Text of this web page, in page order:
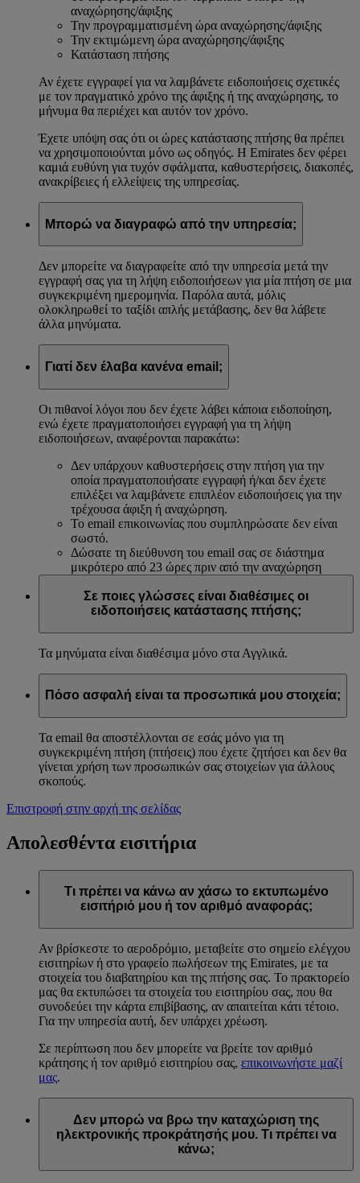
αναχώρησης/άφιξης
Την προγραμματισμένη ώρα αναχώρησης/άφιξης
Την εκτιμώμενη ώρα αναχώρησης/άφιξης
Κατάσταση πτήσης
Αν έχετε εγγραφεί για να λαμβάνετε ειδοποιήσεις σχετικές
με τον πραγματικό χρόνο της άφιξης ή της αναχώρησης, το
μήνυμα θα περιέχει και αυτόν τον χρόνο.
Έχετε υπόψη σας ότι οι ώρες κατάστασης πτήσης θα πρέπει
να χρησιμοποιούνται μόνο ως οδηγός. Η Emirates δεν φέρει
καμιά ευθύνη για τυχόν σφάλματα, καθυστερήσεις, διακοπές,
ανακρίβειες ή ελλείψεις της υπηρεσίας.
Μπορώ να διαγραφώ από την υπηρεσία;
Δεν μπορείτε να διαγραφείτε από την υπηρεσία μετά την
εγγραφή σας για τη λήψη ειδοποιήσεων για μία πτήση σε μια
συγκεκριμένη ημερομηνία. Παρόλα αυτά, μόλις
ολοκληρωθεί το ταξίδι απλής μετάβασης, δεν θα λάβετε
άλλα μηνύματα.
Γιατί δεν έλαβα κανένα email;
Οι πιθανοί λόγοι που δεν έχετε λάβει κάποια ειδοποίηση,
ενώ έχετε πραγματοποιήσει εγγραφή για τη λήψη
ειδοποιήσεων, αναφέρονται παρακάτω:
Δεν υπάρχουν καθυστερήσεις στην πτήση για την
οποία πραγματοποιήσατε εγγραφή ή/και δεν έχετε
επιλέξει να λαμβάνετε επιπλέον ειδοποιήσεις για την
τρέχουσα άφιξη ή αναχώρηση.
Το email επικοινωνίας που συμπληρώσατε δεν είναι
σωστό.
Δώσατε τη διεύθυνση του email σας σε διάστημα
μικρότερο από 23 ώρες πριν από την αναχώρηση
Σε ποιες γλώσσες είναι διαθέσιμες οι
ειδοποιήσεις κατάστασης πτήσης;
Τα μηνύματα είναι διαθέσιμα μόνο στα Αγγλικά.
Πόσο ασφαλή είναι τα προσωπικά μου στοιχεία;
Τα email θα αποστέλλονται σε εσάς μόνο για τη
συγκεκριμένη πτήση (πτήσεις) που έχετε ζητήσει και δεν θα
γίνεται χρήση των προσωπικών σας στοιχείων για άλλους
σκοπούς.
Επιστροφή στην αρχή της σελίδας
Απολεσθέντα εισιτήρια
Τι πρέπει να κάνω αν χάσω το εκτυπωμένο
εισιτήριό μου ή τον αριθμό αναφοράς;
Αν βρίσκεστε το αεροδρόμιο, μεταβείτε στο σημείο ελέγχου
εισιτηρίων ή στο γραφείο πωλήσεων της Emirates, με τα
στοιχεία του διαβατηρίου και της πτήσης σας. Το πρακτορείο
μας θα εκτυπώσει τα στοιχεία του εισιτηρίου σας, που θα
συνοδεύει την κάρτα επιβίβασης, αν απαιτείται κάτι τέτοιο.
Για την υπηρεσία αυτή, δεν υπάρχει χρέωση.
Σε περίπτωση που δεν μπορείτε να βρείτε τον αριθμό
κράτησης ή τον αριθμό εισιτηρίου σας, επικοινωνήστε μαζί
μας.
Δεν μπορώ να βρω την καταχώριση της
ηλεκτρονικής προκράτησής μου. Τι πρέπει να
κάνω;